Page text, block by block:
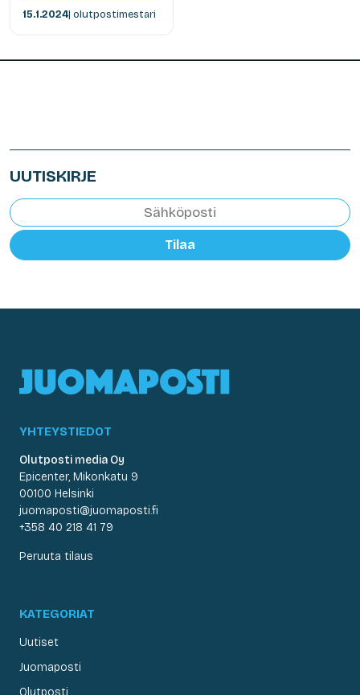
15.1.2024| olutpostimestari
UUTISKIRJE
Tilaa
YHTEYSTIEDOT
Olutposti media Oy
Epicenter, Mikonkatu 9
00100 Helsinki
juomaposti@juomaposti.fi
+358 40 218 41 79
Peruuta tilaus
KATEGORIAT
Uutiset
Juomaposti
Olutposti